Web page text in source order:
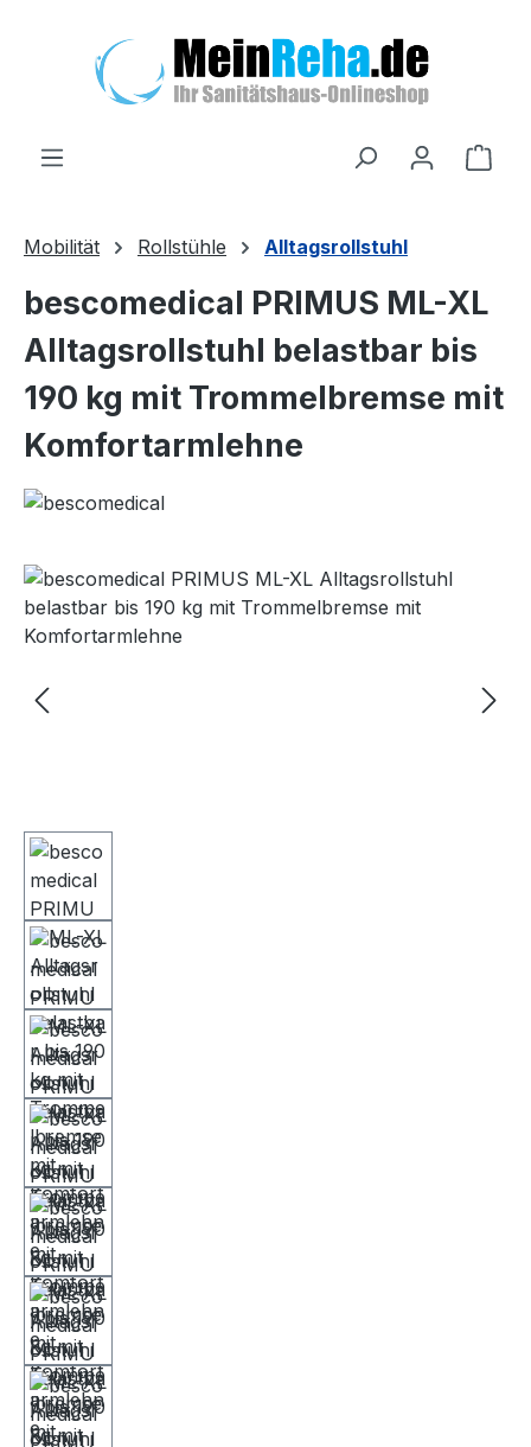
Mobilität Rollstühle Alltagsrollstuhl
bescomedical PRIMUS ML-XL
Alltagsrollstuhl belastbar bis
190 kg mit Trommelbremse mit
Komfortarmlehne
Bildergalerie überspringen